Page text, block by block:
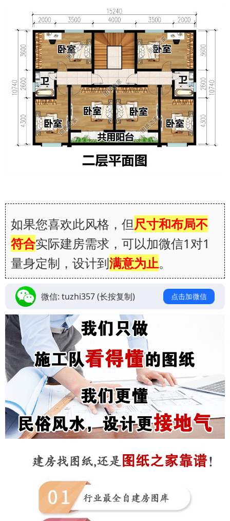
如果您喜欢此风格，但尺寸和布局不
符合实际建房需求，可以加微信1对1
量身定制，设计到满意为止。
微信: tuzhi357(长按复制) 点击加微信